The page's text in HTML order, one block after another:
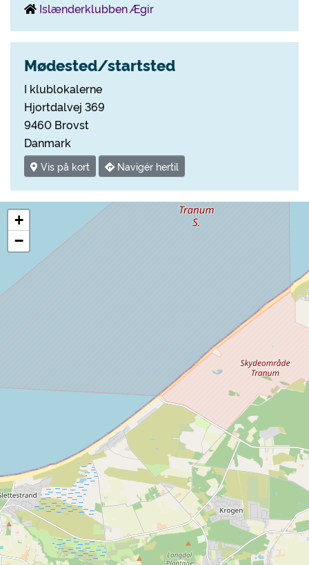
Islænderklubben Ægir
Mødested/startsted
I klublokalerne
Hjortdalvej 369
9460 Brovst
Danmark
Vis på kort Navigér hertil
+
−